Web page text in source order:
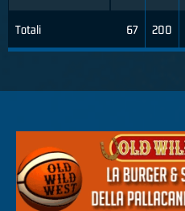
Totali 67 200